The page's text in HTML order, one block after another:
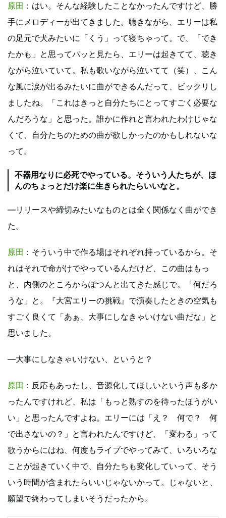
原田 ：はい。そんな経験したことなかったんですけど、勝
手にメロディーが出てきました。聴きながら、エリーは私
の足元で犬みたいに「くう」って寝ちゃって。で、「でき
たかも」と思ってパッと見たら、エリーは起きてて、聴き
ながら泣いていて。私も歌いながら泣いてて（笑）、こん
な風に涙が出るみたいに曲ができるんだって、ビックリし
ましたね。「これはきっと自分たちにとってすごく必要な
んだろうな」と思った。誰かに作れと言われたわけじゃな
くて、自分たちのための曲が欲しかったのかもしれないな
って。
不器用なりに必死でやっている。そういう人たちが、ほ
んのちょっとだけ楽に生きられたらいいなと。
―リリースや締切みたいなものとは全く関係なく曲ができ
た。
原田 ：そういう中で作る場はそれぞれ持っているから。そ
れはそれで命がけでやっているんだけど、この曲はもっ
と、内側のところからぽつんと出てきた感じで。「何だろ
うな」と。『大宮エリーの挑戦』で演奏したときの空気も
すごく良くて「あぁ、大事にしなきゃいけない曲だな」と
思いました。
―大事にしなきゃいけない、というと？
原田 ：反応もあったし、音源化してほしいという声も多か
ったんですけれど、私は「もっと熟すのを待ったほうがい
い」と思ったんですよね。エリーには「え？ 何で？ 何
で出さないの？」と言われたんですけど、「変わる」って
歌うからにはね、何度もライブでやってみて、いろいろな
ことが起きていく中で、自分たちも変化していって、そう
いう時間が含まれたらいいじゃないかって。じゃないと、
願望で終わってしまいそうだったから。